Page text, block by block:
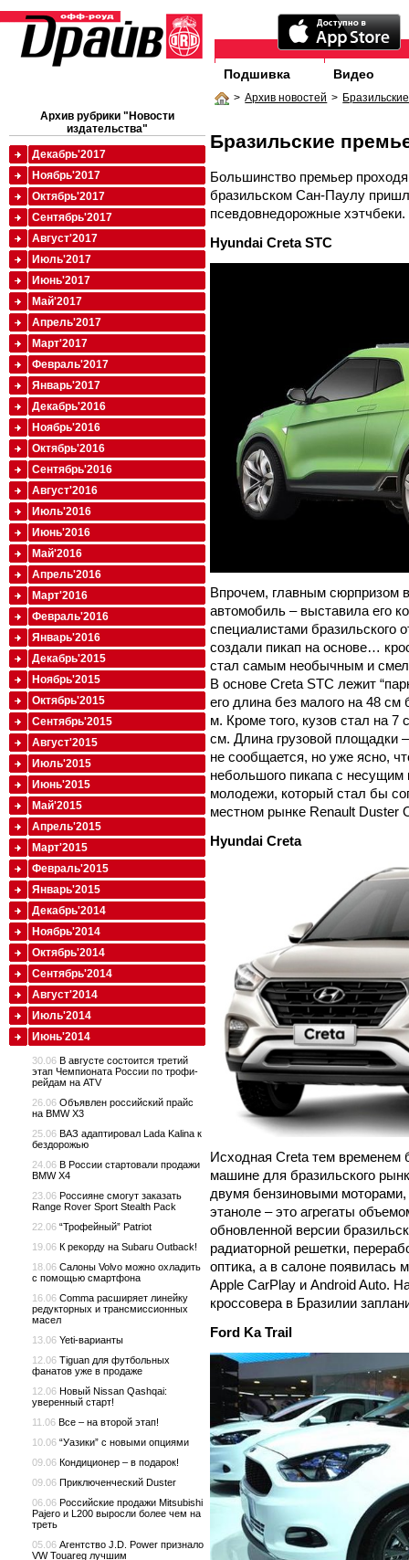
Подшивка Видео
> Архив новостей >
Бразильские
Большинство премьер
бразильском Сан-Паулу
псевдовнедорожные хэтчбеки.
Hyundai Creta STC
Впрочем, главным сюрпризом
автомобиль – выставила его
специалистами бразильского
создали пикап на основе…
стал самым необычным и
В основе Creta STC лежит
его длина без малого на 48
м. Кроме того, кузов стал на
см. Длина грузовой площадки
не сообщается, но уже ясно,
небольшого пикапа с несущим
молодежи, который стал бы
местном рынке Renault Duster
Hyundai Creta
Исходная Creta тем временем
машине для бразильского
двумя бензиновыми моторами,
этаноле – это агрегаты
обновленной версии
радиаторной решетки,
оптика, а в салоне появилась
Apple CarPlay и Android Auto.
кроссовера в Бразилии
Ford Ka Trail
Архив рубрики "Новости
издательства"
Декабрь'2017
Ноябрь'2017
Октябрь'2017
Сентябрь'2017
Август'2017
Июль'2017
Июнь'2017
Май'2017
Апрель'2017
Март'2017
Февраль'2017
Январь'2017
Декабрь'2016
Ноябрь'2016
Октябрь'2016
Сентябрь'2016
Август'2016
Июль'2016
Июнь'2016
Май'2016
Апрель'2016
Март'2016
Февраль'2016
Январь'2016
Декабрь'2015
Ноябрь'2015
Октябрь'2015
Сентябрь'2015
Август'2015
Июль'2015
Июнь'2015
Май'2015
Апрель'2015
Март'2015
Февраль'2015
Январь'2015
Декабрь'2014
Ноябрь'2014
Октябрь'2014
Сентябрь'2014
Август'2014
Июль'2014
Июнь'2014
30.06 В августе состоится третий
этап Чемпионата России по трофи-
рейдам на ATV
26.06 Объявлен российский прайс
на BMW X3
25.06 ВАЗ адаптировал Lada Kalina к
бездорожью
24.06 В России стартовали продажи
BMW X4
23.06 Россияне смогут заказать
Range Rover Sport Stealth Pack
22.06 “Трофейный” Patriot
19.06 К рекорду на Subaru Outback!
18.06 Салоны Volvo можно охладить
с помощью смартфона
16.06 Comma расширяет линейку
редукторных и трансмиссионных
масел
13.06 Yeti-варианты
12.06 Tiguan для футбольных
фанатов уже в продаже
12.06 Новый Nissan Qashqai:
уверенный старт!
11.06 Все – на второй этап!
10.06 “Уазики” с новыми опциями
09.06 Кондиционер – в подарок!
09.06 Приключенческий Duster
06.06 Российские продажи Mitsubishi
Pajero и L200 выросли более чем на
треть
05.06 Агентство J.D. Power признало
VW Touareg лучшим